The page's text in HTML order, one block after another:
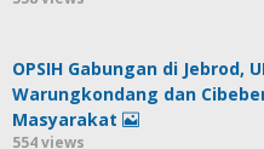
OPSIH Gabungan di Jebrod,
Warungkondang dan
Masyarakat
554 views